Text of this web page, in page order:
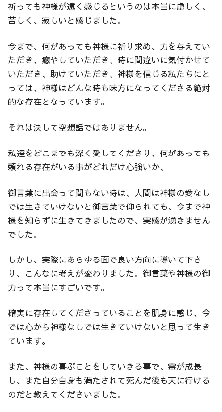
祈っても神様が遠く感じるというのは本当に虚しく、
苦しく、寂しいと感じました。
今まで、何があっても神様に祈り求め、力を与えてい
ただき、癒やしていただき、時に間違いに気付かせて
いただき、助けていただき、神様を信じる私たちにと
っては、神様はどんな時も味方になってくださる絶対
的な存在となっています。
それは決して空想話ではありません。
私達をどこまでも深く愛してくださり、何があっても
頼れる存在がいる事がどれだけ心強いか、
御言葉に出会って間もない時は、人間は神様の愛なし
では生きていけないと御言葉で仰られても、今まで神
様を知らずに生きてきましたので、実感が湧きません
でした。
しかし、実際にあらゆる面で良い方向に導いて下さ
り、こんなに考えが変わりました。御言葉や神様の御
力って本当にすごいです。
確実に存在してくださっていることを肌身に感じ、今
では心から神様なしでは生きていけないと思って生き
ています。
また、神様の喜ぶことをしていきる事で、霊が成長
し、また自分自身も満たされて死んだ後も天に行ける
のだと教えてくださいました。